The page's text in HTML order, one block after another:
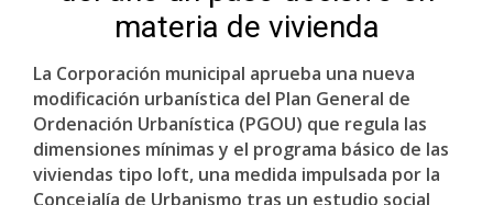
materia de vivienda
La Corporación municipal aprueba una nueva
modificación urbanística del Plan General de
Ordenación Urbanística (PGOU) que regula las
dimensiones mínimas y el programa básico de las
viviendas tipo loft, una medida impulsada por la
Concejalía de Urbanismo tras un estudio social